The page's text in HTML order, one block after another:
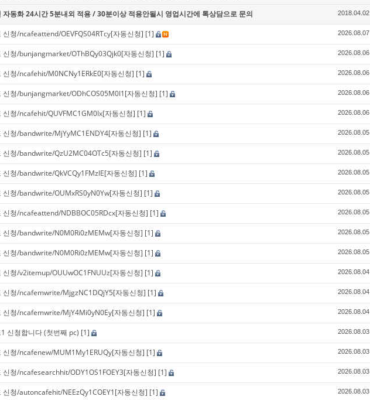
자동화 24시간 5분내외 적용 / 30분이상 적용안될시 영업시간에 톡상담으로 문의 2018.04.02
신청/ncafeattend/OEVFQS04RTcy[자동신청] [1] 2026.08.07
신청/bunjangmarket/OThBQy03Qjk0[자동신청] [1] 2026.08.06
신청/ncafehit/M0NCNy1ERkE0[자동신청] [1] 2026.08.06
신청/bunjangmarket/ODhCOS05M0I1[자동신청] [1] 2026.08.06
신청/ncafehit/QUVFMC1GM0Ix[자동신청] [1] 2026.08.06
신청/bandwrite/MjYyMC1ENDY4[자동신청] [1] 2026.08.05
신청/bandwrite/QzU2MC04OTc5[자동신청] [1] 2026.08.05
신청/bandwrite/QkVCQy1FMzlE[자동신청] [1] 2026.08.05
신청/bandwrite/OUMxRS0yN0Yw[자동신청] [1] 2026.08.05
신청/ncafeattend/NDBBOC05RDcx[자동신청] [1] 2026.08.05
신청/bandwrite/N0M0Ri0zMEMw[자동신청] [1] 2026.08.05
신청/bandwrite/N0M0Ri0zMEMw[자동신청] [1] 2026.08.05
신청/v2itemup/OUUwOC1FNUUz[자동신청] [1] 2026.08.04
신청/ncafemwrite/MjgzNC1DQjY5[자동신청] [1] 2026.08.04
신청/ncafemwrite/MjY4Mi0yN0Ey[자동신청] [1] 2026.08.04
신청합니다 (첫번째 pc) [1] 2026.08.03
신청/ncafenew/MUM1My1ERUQy[자동신청] [1] 2026.08.03
신청/ncafesearchhit/ODY1OS1FOEY3[자동신청] [1] 2026.08.03
신청/autoncafehit/NEEzQy1COEY1[자동신청] [1] 2026.08.03